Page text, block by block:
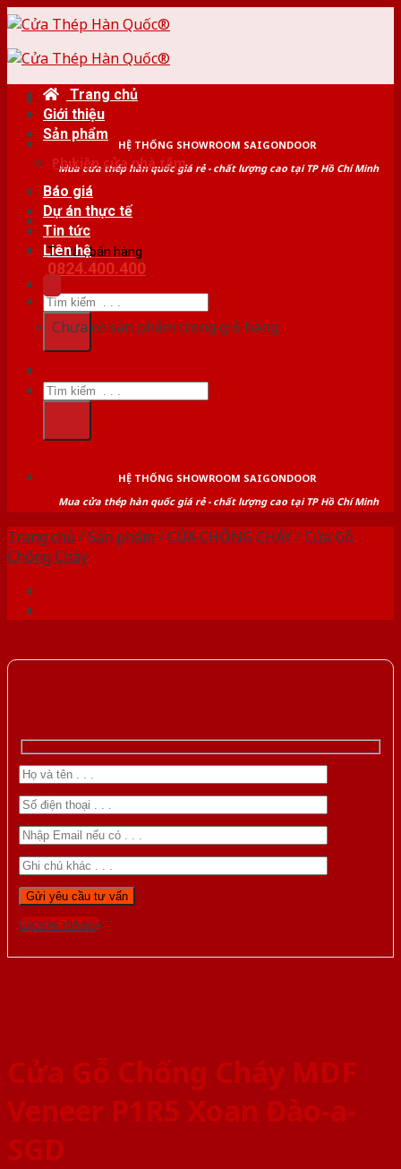
Skip
content
HỆ THỐNG SHOWROOM SAIGONDOOR
Mua cửa thép hàn quốc giá rẻ - chất lượng cao tại TP Hồ Chí Minh
Tư vấn bán hàng
0824.400.400
Tìm
kiếm:
Trang chủ
Giới thiệu
Sản phẩm
Phụ kiện cửa nhà tắm
Báo giá
Dự án thực tế
Tin tức
Liên hệ
Chưa có sản phẩm trong giỏ hàng.
Tìm
kiếm:
HỆ THỐNG SHOWROOM SAIGONDOOR
Mua cửa thép hàn quốc giá rẻ - chất lượng cao tại TP Hồ Chí Minh
Trang chủ /Sản phẩm /CỬA CHỐNG CHÁY/Cửa Gỗ
Chống Cháy
Gọi 0976.169.864
Cửa Gỗ Chống Cháy MDF
Veneer P1R5 Xoan Đào-a-
SGD